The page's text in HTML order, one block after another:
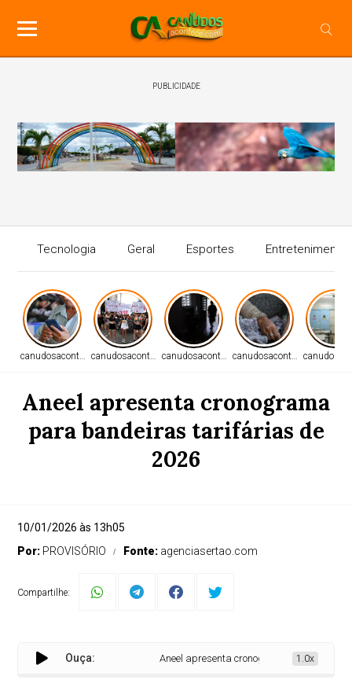
PUBLICIDADE
Tecnologia Geral Esportes Entretenimento
canudosacontece.comcanudosacontece.comcanudosacontece.comcanudosacontece.com
Aneel apresenta cronograma
para bandeiras tarifárias de
2026
10/01/2026 às 13h05
Por: PROVISÓRIO Fonte: agenciasertao.com
Compartilhe:
Ouça: Aneel apresenta cronograma para1.0x